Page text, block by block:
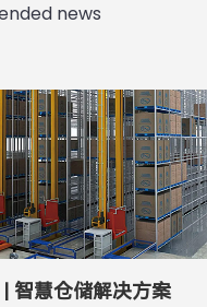
news
智慧仓储解决方案